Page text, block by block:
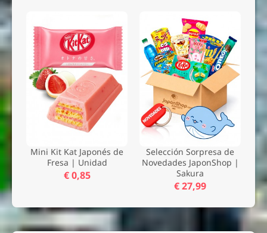
Mini Kit Kat Japonés de
Fresa | Unidad
€ 0,85
Selección Sorpresa de
Novedades JaponShop |
Sakura
€ 27,99